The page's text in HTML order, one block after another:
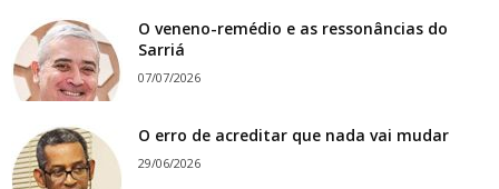
O veneno-remédio e as ressonâncias do
Sarriá
07/07/2026
O erro de acreditar que nada vai mudar
29/06/2026